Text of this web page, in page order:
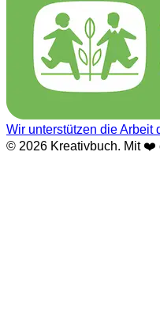
Wir unterstützen die Arbeit
© 2026 Kreativbuch. Mit ❤️